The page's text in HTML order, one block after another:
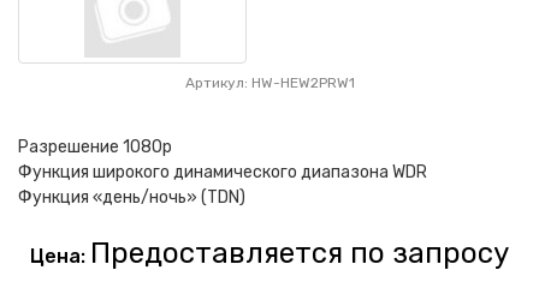
Артикул: HW-HEW2PRW1
Разрешение 1080p
Функция широкого динамического диапазона WDR
Функция «день/ночь» (TDN)
Цена: Предоставляется по запросу